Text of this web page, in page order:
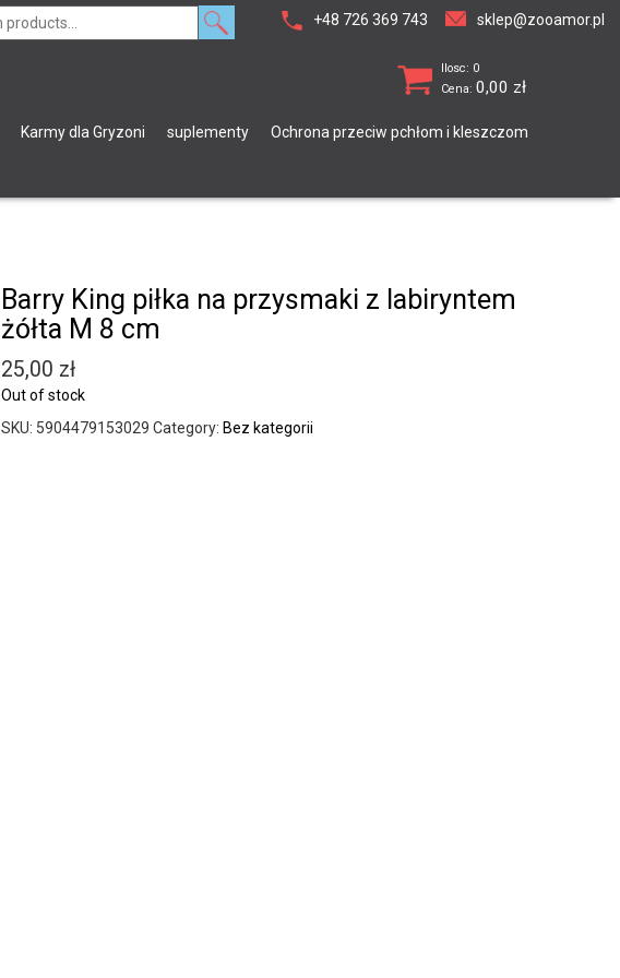
+48 726 369 743 sklep@zooamor.pl
Ilosc: 0
Cena: 0,00 zł
Karmy dla Gryzoni suplementy Ochrona przeciw pchłom i kleszczom
Barry King piłka na przysmaki z labiryntem
żółta M 8 cm
25,00 zł
Out of stock
SKU: 5904479153029 Category: Bez kategorii